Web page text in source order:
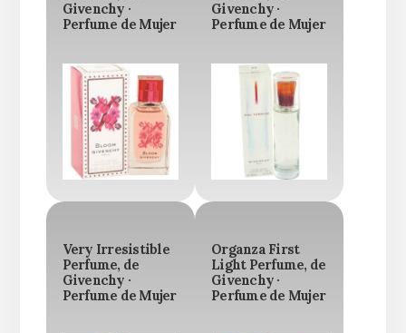
Givenchy ·
Perfume de Mujer
Givenchy ·
Perfume de Mujer
Very Irresistible
Perfume, de
Givenchy ·
Perfume de Mujer
Organza First
Light Perfume, de
Givenchy ·
Perfume de Mujer